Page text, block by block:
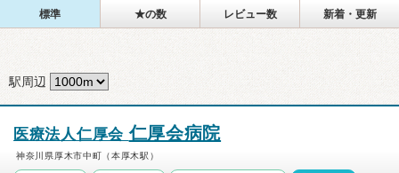
標準 ★の数 レビュー数 新着・更新
駅周辺
医療法人仁厚会仁厚会病院
神奈川県厚木市中町（本厚木駅）